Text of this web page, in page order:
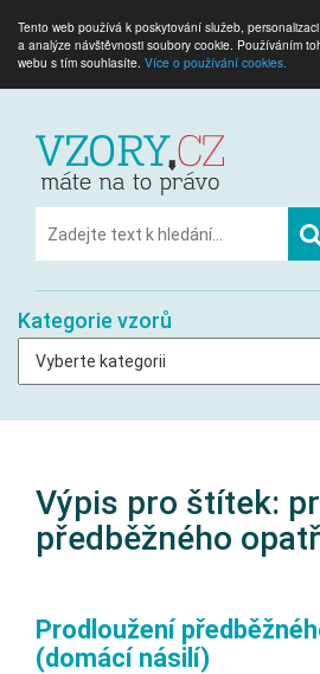
Tento web používá k poskytování služeb,
a analýze návštěvnosti soubory cookie. Používáním
webu s tím souhlasíte. Více o používání cookies.
Kategorie vzorů
Výpis pro štítek:
předběžného
Prodloužení
(domácí násilí)